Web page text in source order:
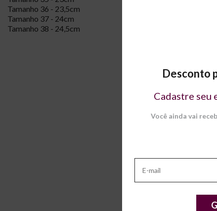
Tamanho 36 - 23,5cm
Tamanho 37 - 24cm
Tamanho 38 - 24,5cm
22cm
Caso
Desconto
Cadastre seu
Você ainda vai